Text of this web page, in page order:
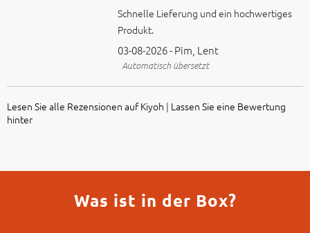
Schnelle Lieferung und ein hochwertiges
Produkt.
03-08-2026 - Pim, Lent
Automatisch übersetzt
Lesen Sie alle Rezensionen auf Kiyoh | Lassen Sie eine Bewertung
hinter
Was ist in der Box?